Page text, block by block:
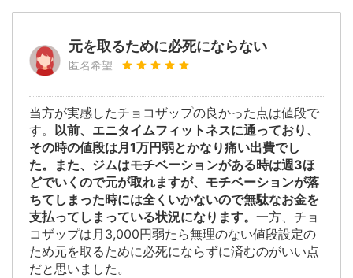
元を取るために必死にならない
匿名希望
当方が実感したチョコザップの良かった点は値段で
す。 以前、エニタイムフィットネスに通っており、
その時の値段は月1万円弱とかなり痛い出費でし
た。また、ジムはモチベーションがある時は週3ほ
どでいくので元が取れますが、モチベーションが落
ちてしまった時には全くいかないので無駄なお金を
支払ってしまっている状況になります。 一方、チョ
コザップは月3,000円弱たら無理のない値段設定の
ため元を取るために必死にならずに済むのがいい点
だと思いました。